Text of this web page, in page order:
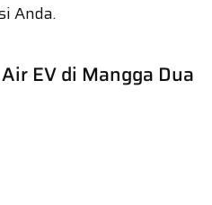
Anda.
EV di Mangga Dua